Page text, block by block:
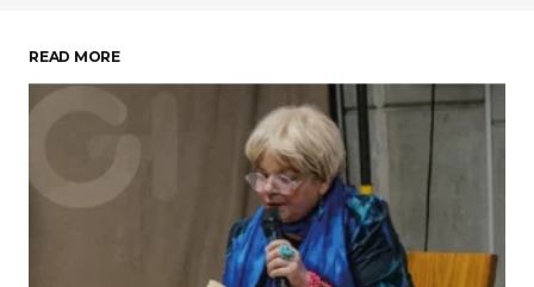
READ MORE